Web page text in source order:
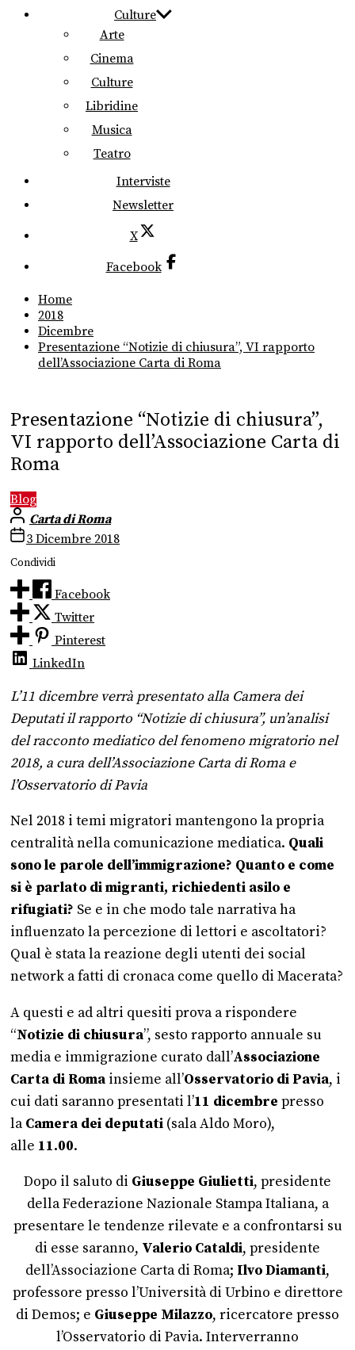
Culture
Arte
Cinema
Culture
Libridine
Musica
Teatro
Interviste
Newsletter
X
Facebook
Home
2018
Dicembre
Presentazione “Notizie di chiusura”, VI rapporto
dell’Associazione Carta di Roma
Presentazione “Notizie di chiusura”,
VI rapporto dell’Associazione Carta di
Roma
Blog
Carta di Roma
3 Dicembre 2018
Condividi
Facebook
Twitter
Pinterest
LinkedIn
L’11 dicembre verrà presentato alla Camera dei
Deputati il rapporto “Notizie di chiusura”, un’analisi
del racconto mediatico del fenomeno migratorio nel
2018, a cura dell’Associazione Carta di Roma e
l’Osservatorio di Pavia
Nel 2018 i temi migratori mantengono la propria
centralità nella comunicazione mediatica. Quali
sono le parole dell’immigrazione? Quanto e come
si è parlato di migranti, richiedenti asilo e
rifugiati? Se e in che modo tale narrativa ha
influenzato la percezione di lettori e ascoltatori?
Qual è stata la reazione degli utenti dei social
network a fatti di cronaca come quello di Macerata?
A questi e ad altri quesiti prova a rispondere
“Notizie di chiusura”, sesto rapporto annuale su
media e immigrazione curato dall’Associazione
Carta di Roma insieme all’Osservatorio di Pavia, i
cui dati saranno presentati l’11 dicembre presso
laCamera dei deputati (sala Aldo Moro),
alle 11.00.
Dopo il saluto di Giuseppe Giulietti, presidente
della Federazione Nazionale Stampa Italiana, a
presentare le tendenze rilevate e a confrontarsi su
di esse saranno, Valerio Cataldi, presidente
dell’Associazione Carta di Roma; Ilvo Diamanti,
professore presso l’Università di Urbino e direttore
di Demos; e Giuseppe Milazzo, ricercatore presso
l’Osservatorio di Pavia. Interverranno